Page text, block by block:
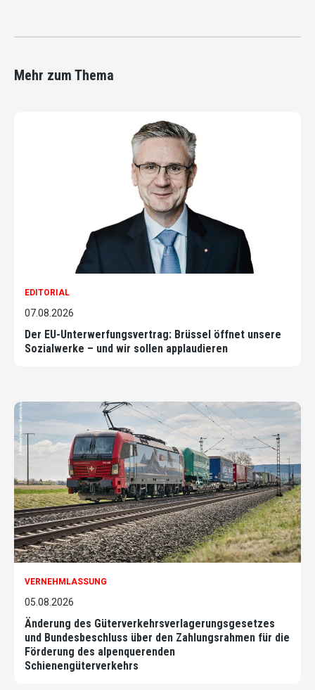
Mehr zum Thema
EDITORIAL
07.08.2026
Der EU-Unterwerfungsvertrag: Brüssel öffnet unsere
Sozialwerke – und wir sollen applaudieren
VERNEHMLASSUNG
05.08.2026
Änderung des Güterverkehrsverlagerungsgesetzes
und Bundesbeschluss über den Zahlungsrahmen für die
Förderung des alpenquerenden
Schienengüterverkehrs